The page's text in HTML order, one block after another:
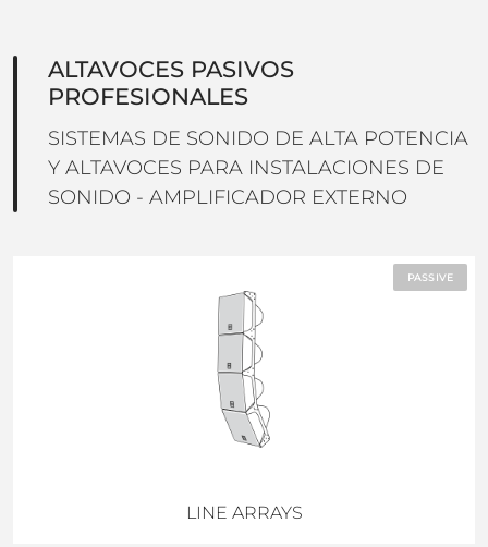
ALTAVOCES PASIVOS
PROFESIONALES
SISTEMAS DE SONIDO DE ALTA POTENCIA
Y ALTAVOCES PARA INSTALACIONES DE
SONIDO - AMPLIFICADOR EXTERNO
PASSIVE
LINE ARRAYS